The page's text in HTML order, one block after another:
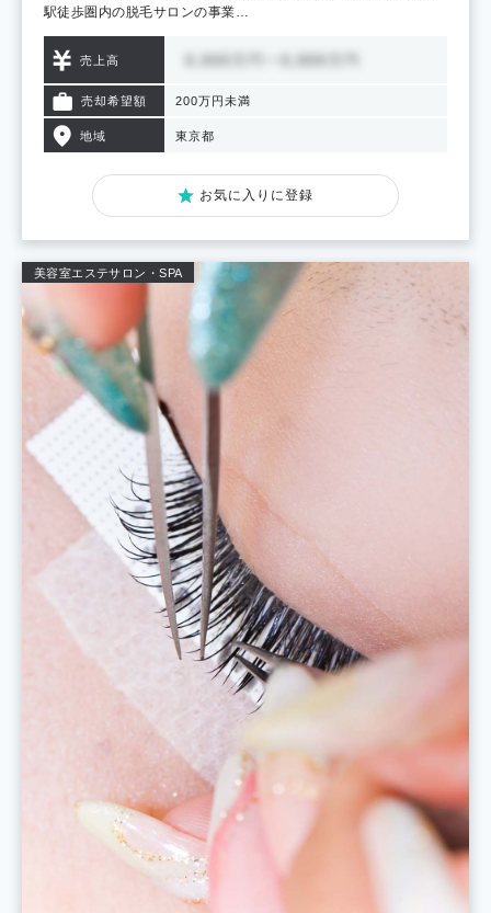
駅徒歩圏内の脱毛サロンの事業…
売上高
売却希望額 200万円未満
地域 東京都
お気に入りに登録
美容室エステサロン・SPA